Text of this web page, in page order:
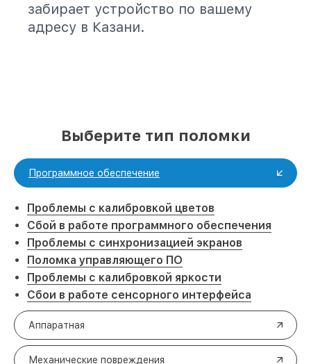
забирает устройство по вашему
адресу в Казани.
Выберите тип поломки
Программное обеспечение
Проблемы с калибровкой цветов
Сбой в работе программного обеспечения
Проблемы с синхронизацией экранов
Поломка управляющего ПО
Проблемы с калибровкой яркости
Сбои в работе сенсорного интерфейса
Аппаратная
Механические повреждения